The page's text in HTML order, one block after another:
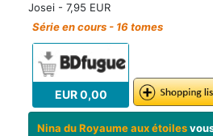
Josei - 7,95 EUR
Série en cours - 16 tomes
EUR 0,00
Nina du Royaume aux étoiles